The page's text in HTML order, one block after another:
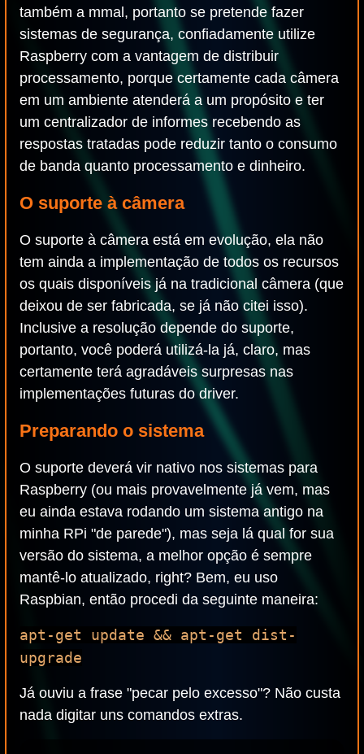
também a mmal, portanto se pretende fazer
sistemas de segurança, confiadamente utilize
Raspberry com a vantagem de distribuir
processamento, porque certamente cada câmera
em um ambiente atenderá a um propósito e ter
um centralizador de informes recebendo as
respostas tratadas pode reduzir tanto o consumo
de banda quanto processamento e dinheiro.
O suporte à câmera
O suporte à câmera está em evolução, ela não
tem ainda a implementação de todos os recursos
os quais disponíveis já na tradicional câmera (que
deixou de ser fabricada, se já não citei isso).
Inclusive a resolução depende do suporte,
portanto, você poderá utilizá-la já, claro, mas
certamente terá agradáveis surpresas nas
implementações futuras do driver.
Preparando o sistema
O suporte deverá vir nativo nos sistemas para
Raspberry (ou mais provavelmente já vem, mas
eu ainda estava rodando um sistema antigo na
minha RPi "de parede"), mas seja lá qual for sua
versão do sistema, a melhor opção é sempre
mantê-lo atualizado, right? Bem, eu uso
Raspbian, então procedi da seguinte maneira:
apt-get update && apt-get dist-
upgrade
Já ouviu a frase "pecar pelo excesso"? Não custa
nada digitar uns comandos extras.